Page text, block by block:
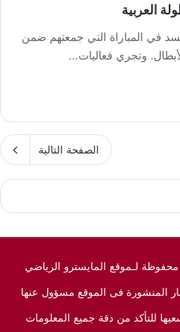
العربية
في المباراة التي جمعتهم ضمن
وتجري فعاليات…
الصفحة التالية
المنشورة فى الموقع مسؤول عنها
للتأكد من دقة جميع المعلومات